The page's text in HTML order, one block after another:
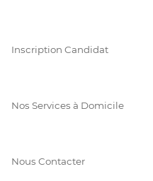
Inscription Candidat
Nos Services à Domicile
Nous Contacter